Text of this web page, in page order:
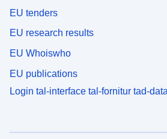
EU tenders
EU research results
EU Whoiswho
EU publications
Login tal-interface tal-fornitur tad-data